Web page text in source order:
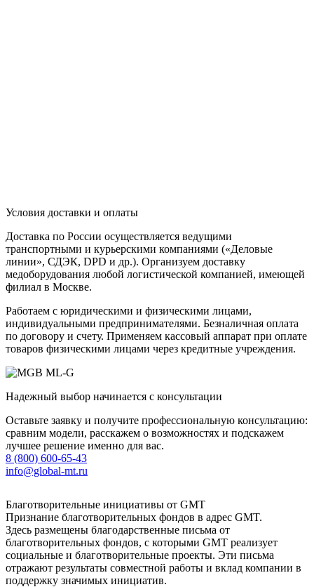
Условия доставки и оплаты
Доставка по России осуществляется ведущими
транспортными и курьерскими компаниями («Деловые
линии», СДЭК, DPD и др.). Организуем доставку
медоборудования любой логистической компанией, имеющей
филиал в Москве.
Работаем с юридическими и физическими лицами,
индивидуальными предпринимателями. Безналичная оплата
по договору и счету. Применяем кассовый аппарат при оплате
товаров физическими лицами через кредитные учреждения.
Надежный выбор начинается с консультации
Оставьте заявку и получите профессиональную консультацию:
сравним модели, расскажем о возможностях и подскажем
лучшее решение именно для вас.
8 (800) 600-65-43
info@global-mt.ru
Благотворительные инициативы от GMT
Признание благотворительных фондов в адрес GMT.
Здесь размещены благодарственные письма от
благотворительных фондов, с которыми GMT реализует
социальные и благотворительные проекты. Эти письма
отражают результаты совместной работы и вклад компании в
поддержку значимых инициатив.